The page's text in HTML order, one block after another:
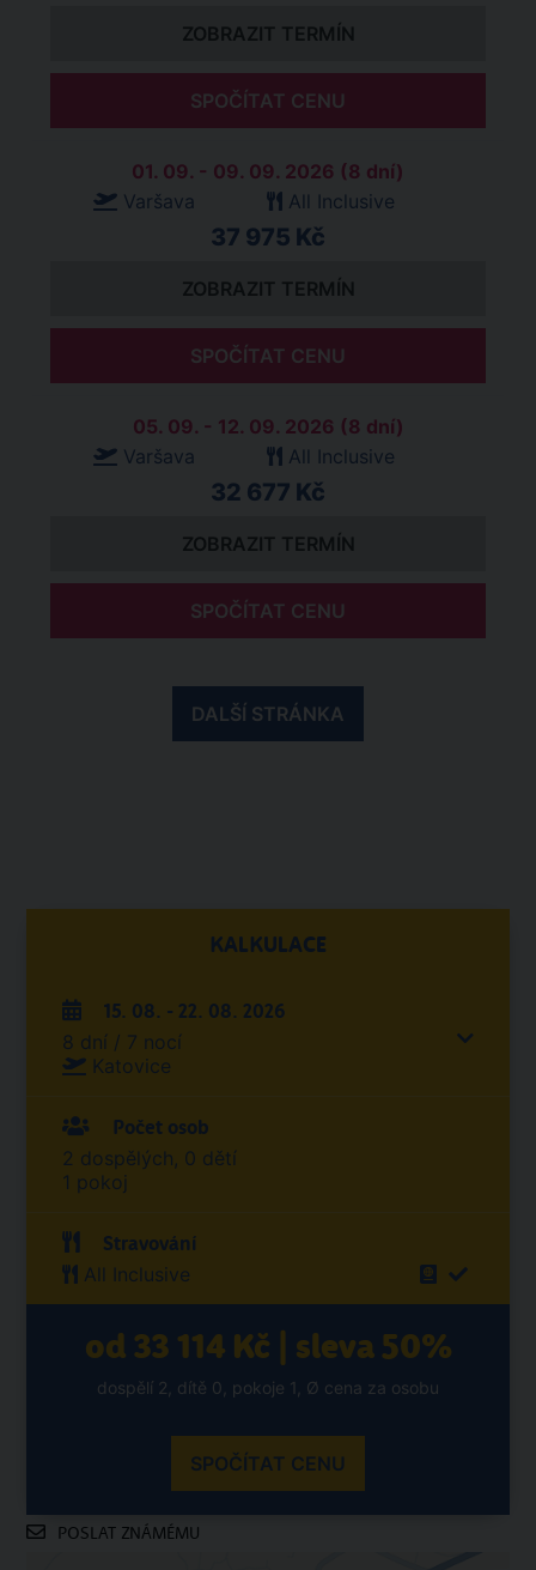
ZOBRAZIT TERMÍN
SPOČÍTAT CENU
01. 09. - 09. 09. 2026 (8 dní)
Varšava
All Inclusive
37 975 Kč
ZOBRAZIT TERMÍN
SPOČÍTAT CENU
05. 09. - 12. 09. 2026 (8 dní)
Varšava
All Inclusive
32 677 Kč
ZOBRAZIT TERMÍN
SPOČÍTAT CENU
DALŠÍ STRÁNKA
KALKULACE
15. 08. - 22. 08. 2026
8 dní / 7 nocí
Katovice
Počet osob
2 dospělých, 0 dětí
1 pokoj
Stravování
All Inclusive
od 33 114 Kč | sleva 50%
dospělí 2, dítě 0, pokoje 1, Ø cena za osobu
SPOČÍTAT CENU
POSLAT ZNÁMÉMU